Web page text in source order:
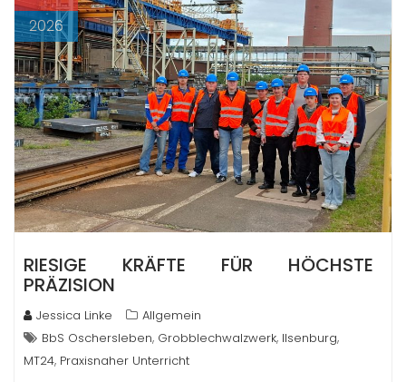
2026
RIESIGE KRÄFTE FÜR HÖCHSTE
PRÄZISION
Jessica Linke
Allgemein
BbS Oschersleben, Grobblechwalzwerk, Ilsenburg,
MT24, Praxisnaher Unterricht